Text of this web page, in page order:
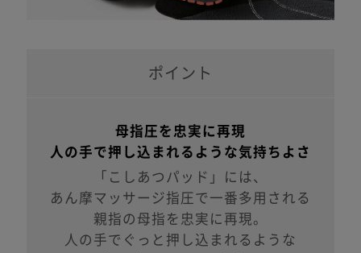
ポイント
母指圧を忠実に再現
人の手で押し込まれるような気持ちよさ
「こしあつパッド」には、
あん摩マッサージ指圧で一番多用される
親指の母指を忠実に再現。
人の手でぐっと押し込まれるような